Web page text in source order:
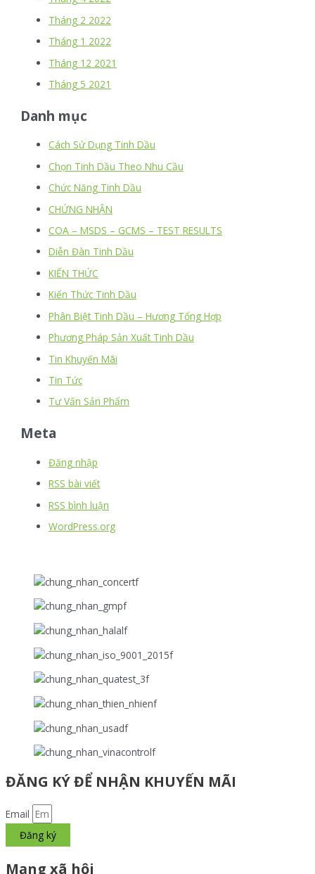
Tháng 2 2022
Tháng 1 2022
Tháng 12 2021
Tháng 5 2021
Danh mục
Cách Sử Dụng Tinh Dầu
Chọn Tinh Dầu Theo Nhu Cầu
Chức Năng Tinh Dầu
CHỨNG NHẬN
COA – MSDS – GCMS – TEST RESULTS
Diễn Đàn Tinh Dầu
KIẾN THỨC
Kiến Thức Tinh Dầu
Phân Biệt Tinh Dầu – Hương Tổng Hợp
Phương Pháp Sản Xuất Tinh Dầu
Tin Khuyến Mãi
Tin Tức
Tư Vấn Sản Phẩm
Meta
Đăng nhập
RSS bài viết
RSS bình luận
WordPress.org
ĐĂNG KÝ ĐỂ NHẬN KHUYẾN MÃI
Email
Đăng ký
Mạng xã hội